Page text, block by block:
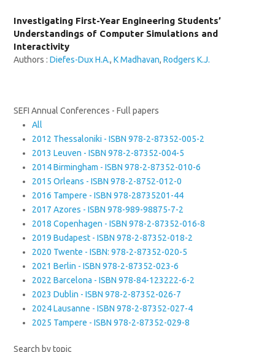
Investigating First-Year Engineering Students’
Understandings of Computer Simulations and
Interactivity
Authors :Diefes-Dux H.A.,K Madhavan,Rodgers K.J.
SEFI Annual Conferences - Full papers
All
2012 Thessaloniki - ISBN 978-2-87352-005-2
2013 Leuven - ISBN 978-2-87352-004-5
2014 Birmingham - ISBN 978-2-87352-010-6
2015 Orleans - ISBN 978-2-8752-012-0
2016 Tampere - ISBN 978-28735201-44
2017 Azores - ISBN 978-989-98875-7-2
2018 Copenhagen - ISBN 978-2-87352-016-8
2019 Budapest - ISBN 978-2-87352-018-2
2020 Twente - ISBN: 978-2-87352-020-5
2021 Berlin - ISBN 978-2-87352-023-6
2022 Barcelona - ISBN 978-84-123222-6-2
2023 Dublin - ISBN 978-2-87352-026-7
2024 Lausanne - ISBN 978-2-87352-027-4
2025 Tampere - ISBN 978-2-87352-029-8
Search by topic